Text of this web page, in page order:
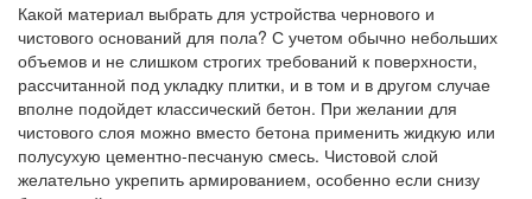
Какой материал выбрать для устройства чернового и
чистового оснований для пола? С учетом обычно небольших
объемов и не слишком строгих требований к поверхности,
рассчитанной под укладку плитки, и в том и в другом случае
вполне подойдет классический бетон. При желании для
чистового слоя можно вместо бетона применить жидкую или
полусухую цементно-песчаную смесь. Чистовой слой
желательно укрепить армированием, особенно если снизу